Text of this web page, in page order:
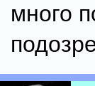
много